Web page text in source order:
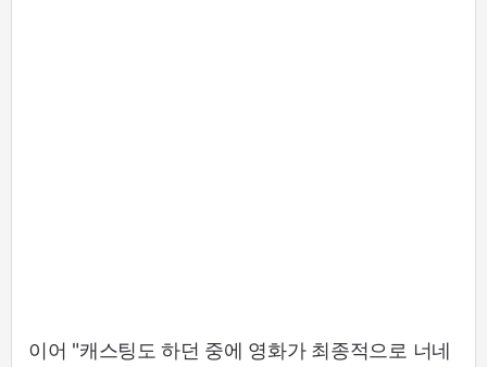
이어 "캐스팅도 하던 중에 영화가 최종적으로 너네